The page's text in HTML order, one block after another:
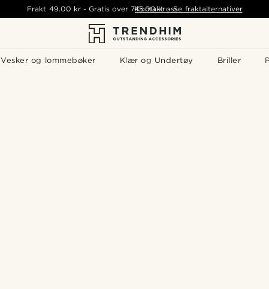
Vesker og lommebøker Klær og Undertøy Briller
Frakt 49.00 kr- Gratis over 745.00 kr - Se fraktalternativer
Kontakt oss